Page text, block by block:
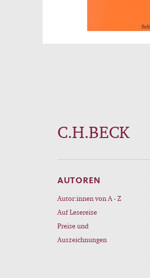
C.H.BECK
AUTOREN
Autor:innen von A - Z
Auf Lesereise
Preise und
Auszeichnungen